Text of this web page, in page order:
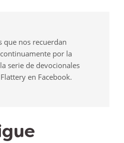
que nos recuerdan
por la
serie de devocionales
en Facebook.